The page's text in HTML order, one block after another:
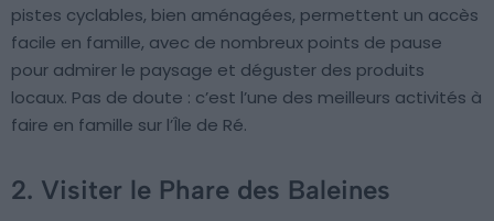
pistes cyclables, bien aménagées, permettent un accès
facile en famille, avec de nombreux points de pause
pour admirer le paysage et déguster des produits
locaux. Pas de doute : c’est l’une des meilleurs activités à
faire en famille sur l’Île de Ré.
2. Visiter le Phare des Baleines